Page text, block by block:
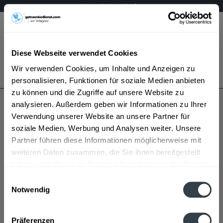
Diese Webseite verwendet Cookies
Wir verwenden Cookies, um Inhalte und Anzeigen zu
personalisieren, Funktionen für soziale Medien anbieten
zu können und die Zugriffe auf unsere Website zu
analysieren. Außerdem geben wir Informationen zu Ihrer
Verwendung unserer Website an unsere Partner für
soziale Medien, Werbung und Analysen weiter. Unsere
Partner führen diese Informationen möglicherweise mit
weiteren Daten zusammen, die Sie ihnen bereitgestellt
Notwendig
Präferenzen
Mo – Fr 9 – 17 Uhr
Menü
Bestellung widerrufen
Es gilt unsere Datenschutzerklärung
Adello
Adello wird in den folgenden Regionen, Städten,